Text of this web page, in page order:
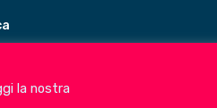
la nostra